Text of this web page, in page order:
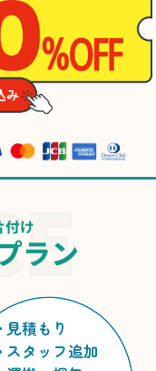
付け
ラン
見積もり
スタッフ追加